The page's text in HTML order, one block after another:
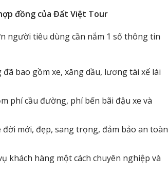
đồng của Đất Việt Tour
người tiêu dùng cần nắm 1 số thông tin
bao gồm xe, xăng dầu, lương tài xế lái
phí cầu đường, phí bến bãi đậu xe và
mới, đẹp, sang trọng, đảm bảo an toàn
khách hàng một cách chuyên nghiệp và